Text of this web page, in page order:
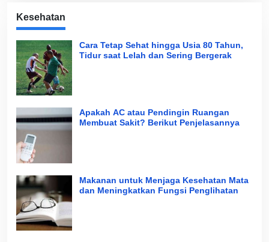
Kesehatan
Cara Tetap Sehat hingga Usia 80 Tahun,
Tidur saat Lelah dan Sering Bergerak
Apakah AC atau Pendingin Ruangan
Membuat Sakit? Berikut Penjelasannya
Makanan untuk Menjaga Kesehatan Mata
dan Meningkatkan Fungsi Penglihatan